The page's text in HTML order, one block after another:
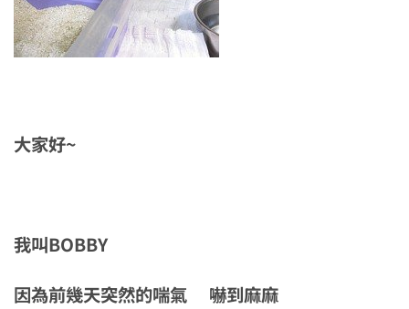
大家好~
我叫BOBBY
因為前幾天突然的喘氣 嚇到麻麻